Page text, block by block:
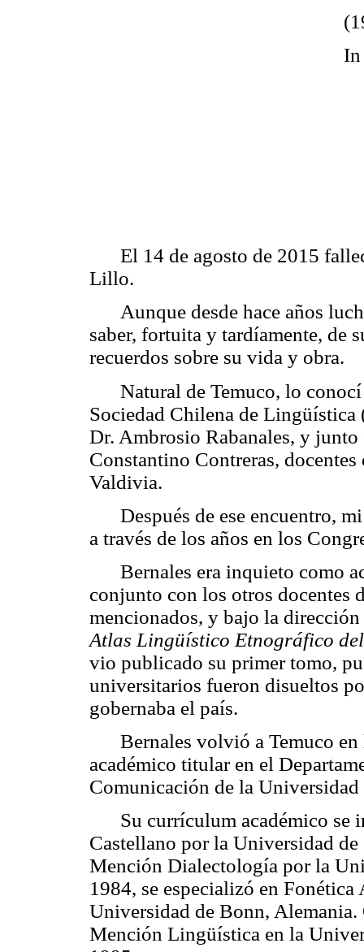
In
El 14 de agosto de 2015
Lillo.
Aunque desde hace años
saber, fortuita y tardíamente, de
recuerdos sobre su vida y obra.
Natural de Temuco, lo
Sociedad Chilena de
Dr. Ambrosio Rabanales, y
Constantino Contreras,
Valdivia.
Después de ese encuentro,
a través de los años en los
Bernales era inquieto como
conjunto con los otros docentes
mencionados, y bajo la
Atlas Lingüístico Etnográfico
vio publicado su primer tomo,
universitarios fueron disueltos
gobernaba el país.
Bernales volvió a Temuco en
académico titular en el
Comunicación de la
Su currículum académico se
Castellano por la Universidad
Mención Dialectología por la
1984, se especializó en
Universidad de Bonn,
Mención Lingüística en la